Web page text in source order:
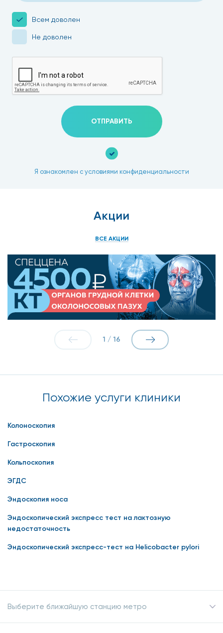
Всем доволен
Не доволен
ОТПРАВИТЬ
Я ознакомлен с условиями конфиденциальности
Акции
ВСЕ АКЦИИ
1 / 16
Похожие услуги клиники
Колоноскопия
Гастроскопия
Кольпоскопия
ЭГДС
Эндоскопия носа
Эндоскопический экспресс тест на лактозную
недостаточность
Эндоскопический экспресс-тест на Helicobacter pylori
Выберите ближайшую станцию метро